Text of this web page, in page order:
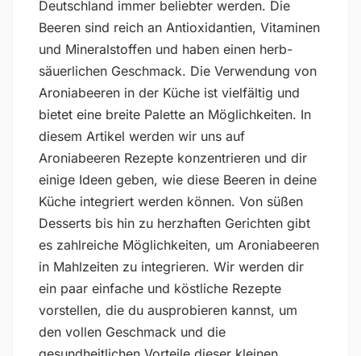
Deutschland immer beliebter werden. Die
Beeren sind reich an Antioxidantien, Vitaminen
und Mineralstoffen und haben einen herb-
säuerlichen Geschmack. Die Verwendung von
Aroniabeeren in der Küche ist vielfältig und
bietet eine breite Palette an Möglichkeiten. In
diesem Artikel werden wir uns auf
Aroniabeeren Rezepte konzentrieren und dir
einige Ideen geben, wie diese Beeren in deine
Küche integriert werden können. Von süßen
Desserts bis hin zu herzhaften Gerichten gibt
es zahlreiche Möglichkeiten, um Aroniabeeren
in Mahlzeiten zu integrieren. Wir werden dir
ein paar einfache und köstliche Rezepte
vorstellen, die du ausprobieren kannst, um
den vollen Geschmack und die